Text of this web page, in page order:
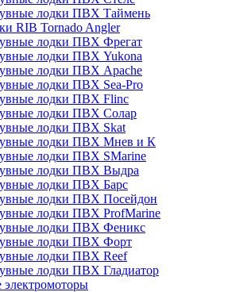
лодки ПВХ Таймень
RIB Tornado Angler
лодки ПВХ Фрегат
лодки ПВХ Yukona
лодки ПВХ Apache
лодки ПВХ Sea-Pro
лодки ПВХ Flinc
лодки ПВХ Солар
лодки ПВХ Skat
лодки ПВХ Мнев и К
лодки ПВХ SMarine
лодки ПВХ Выдра
лодки ПВХ Барс
лодки ПВХ Посейдон
лодки ПВХ ProfMarine
лодки ПВХ Феникс
лодки ПВХ Форт
лодки ПВХ Reef
лодки ПВХ Гладиатор